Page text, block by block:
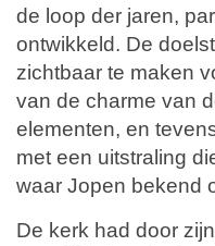
de loop der jaren,
ontwikkeld. De
zichtbaar te maken
van de charme van
elementen, en
met een uitstraling
waar Jopen bekend
De kerk had door